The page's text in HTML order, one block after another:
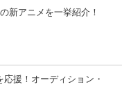
新アニメを一挙紹介！
援！オーディション・